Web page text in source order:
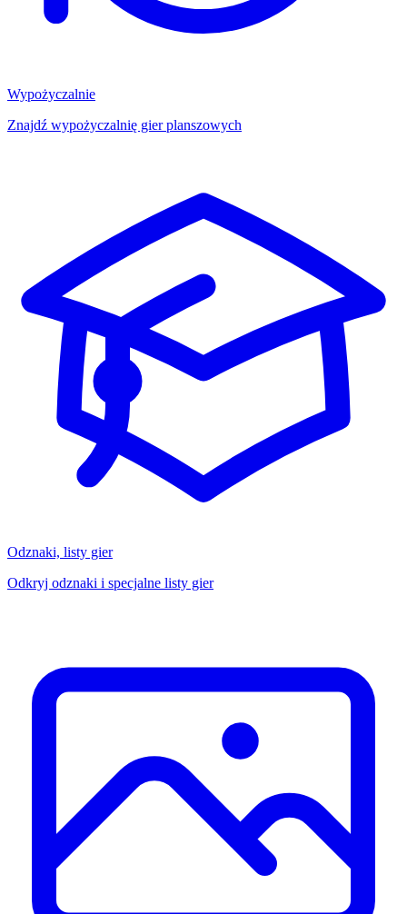
Wypożyczalnie
Znajdź wypożyczalnię gier planszowych
Odznaki, listy gier
Odkryj odznaki i specjalne listy gier